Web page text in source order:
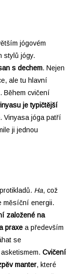
jógovém
stylů jógy.
s dechem. Nejen
ale tu hlavní
Během cvičení
je typičtější
. Vinyasa jóga patří
ji jednou
Ha, což
měsíční energii.
založené na
praxe a především
se
Cvičení
manter, které